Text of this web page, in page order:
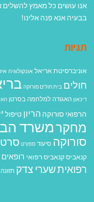
אנו עושים כל מאמץ
בבעיה אנא פנה אלינו!
תגיות
אוניברסיטת אריאל אונקולוגיה
חולים בית חולים סורוקה
דיכאון האגודה למלחמה בסרטן
הרפואי סורוקה הריון טיפול
מחקרמשרד
סורוקה סיעוד ספורט
קנאביסקנאביס רפואי רופאים
רפואיתשערי צדק תזונה